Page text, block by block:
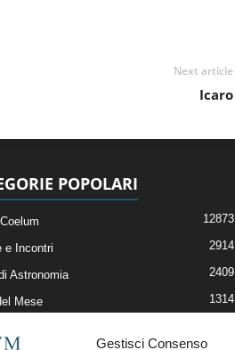
Gestisci Consenso
Next article
Icaro
POPOLARI
12873
e Incontri 2914
Astronomia 2409
Mese 1314